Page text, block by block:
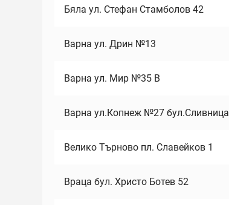
Бяла ул. Стефан Стамболов 42
Варна ул. Дрин №13
Варна ул. Мир №35 В
Варна ул.Копнеж №27 бул.Сливница
Велико Търново пл. Славейков 1
Враца бул. Христо Ботев 52